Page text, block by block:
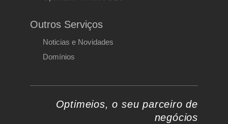
Outros Serviços
Noticias e Novidades
Domínios
Optimeios, o seu parceiro de
negócios